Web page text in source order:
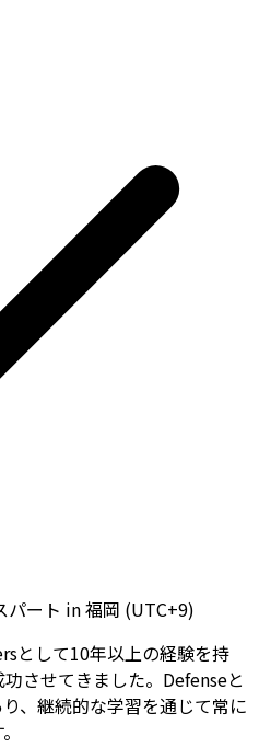
パート in福岡 (UTC+9)
として10年以上の経験を持
させてきました。Defenseと
、継続的な学習を通じて常に